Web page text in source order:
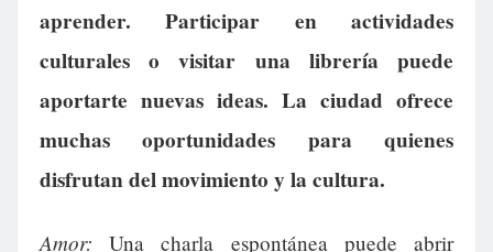
aprender. Participar en actividades
culturales o visitar una librería puede
aportarte nuevas ideas. La ciudad ofrece
muchas oportunidades para quienes
disfrutan del movimiento y la cultura.
Amor: Una charla espontánea puede abrir